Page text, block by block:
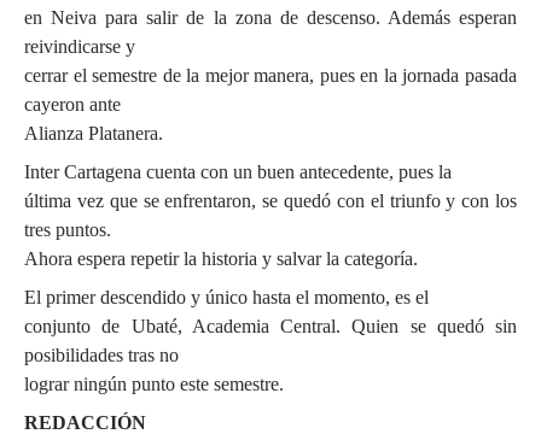
en Neiva para salir de la zona de descenso. Además esperan
reivindicarse y
cerrar el semestre de la mejor manera, pues en la jornada pasada
cayeron ante
Alianza Platanera.
Inter Cartagena cuenta con un buen antecedente, pues la
última vez que se enfrentaron, se quedó con el triunfo y con los
tres puntos.
Ahora espera repetir la historia y salvar la categoría.
El primer descendido y único hasta el momento, es el
conjunto de Ubaté, Academia Central. Quien se quedó sin
posibilidades tras no
lograr ningún punto este semestre.
REDACCIÓN